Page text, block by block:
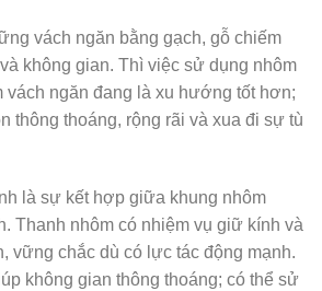
vách ngăn bằng gạch, gỗ chiếm
không gian. Thì việc sử dụng nhôm
vách ngăn đang là xu hướng tốt hơn;
thông thoáng, rộng rãi và xua đi sự tù
là sự kết hợp giữa khung nhôm
Thanh nhôm có nhiệm vụ giữ kính và
vững chắc dù có lực tác động mạnh.
không gian thông thoáng; có thể sử